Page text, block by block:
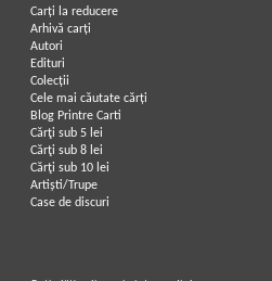
Carți la reducere
Arhivă carți
Autori
Edituri
Colecții
Cele mai căutate cărți
Blog Printre Carti
Cărţi sub 5 lei
Cărţi sub 8 lei
Cărţi sub 10 lei
Artiști/Trupe
Case de discuri